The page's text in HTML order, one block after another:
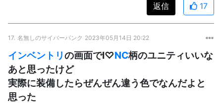
返信 17
17. 名無しのサイバーパンク 2023年05月14日 20:22
インベントリの画面でI♡NC柄のユニティいいな
あと思ったけど
実際に装備したらぜんぜん違う色でなんだよと
思った